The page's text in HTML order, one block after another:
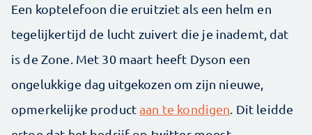
Een koptelefoon die eruitziet als een helm en
tegelijkertijd de lucht zuivert die je inademt, dat
is de Zone. Met 30 maart heeft Dyson een
ongelukkige dag uitgekozen om zijn nieuwe,
opmerkelijke productaan te kondigen . Dit leidde